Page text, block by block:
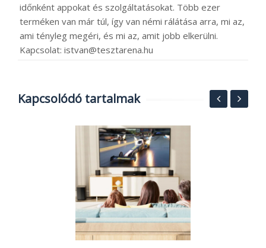
időnként appokat és szolgáltatásokat. Több ezer
terméken van már túl, így van némi rálátása arra, mi az,
ami tényleg megéri, és mi az, amit jobb elkerülni.
Kapcsolat: istvan@tesztarena.hu
Kapcsolódó tartalmak